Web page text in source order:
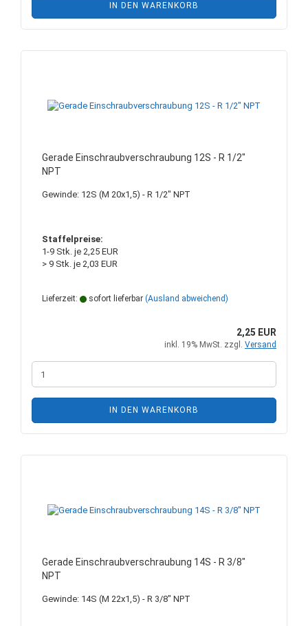
IN DEN WARENKORB
Gerade Einschraubverschraubung 12S - R 1/2"
NPT
Gewinde: 12S (M 20x1,5) - R 1/2" NPT
Staffelpreise:
1-9 Stk. je 2,25 EUR
> 9 Stk. je 2,03 EUR
Lieferzeit: sofort lieferbar (Ausland abweichend)
2,25 EUR
inkl. 19% MwSt. zzgl. Versand
IN DEN WARENKORB
Gerade Einschraubverschraubung 14S - R 3/8"
NPT
Gewinde: 14S (M 22x1,5) - R 3/8" NPT